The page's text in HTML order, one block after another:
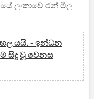
ලංකාවේ රන් මිල
යයි. - ඉන්ධන
සිදු වූ වෙනස